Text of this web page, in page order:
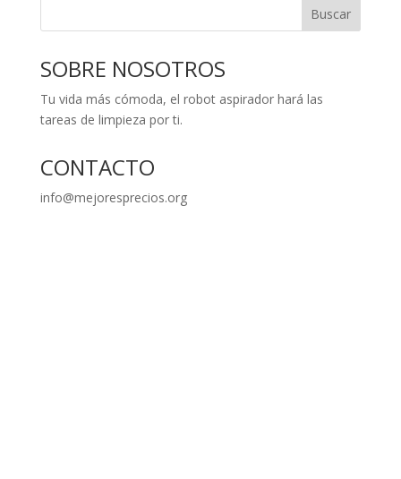
Buscar
SOBRE NOSOTROS
Tu vida más cómoda, el robot aspirador hará las
tareas de limpieza por ti.
CONTACTO
info@mejoresprecios.org